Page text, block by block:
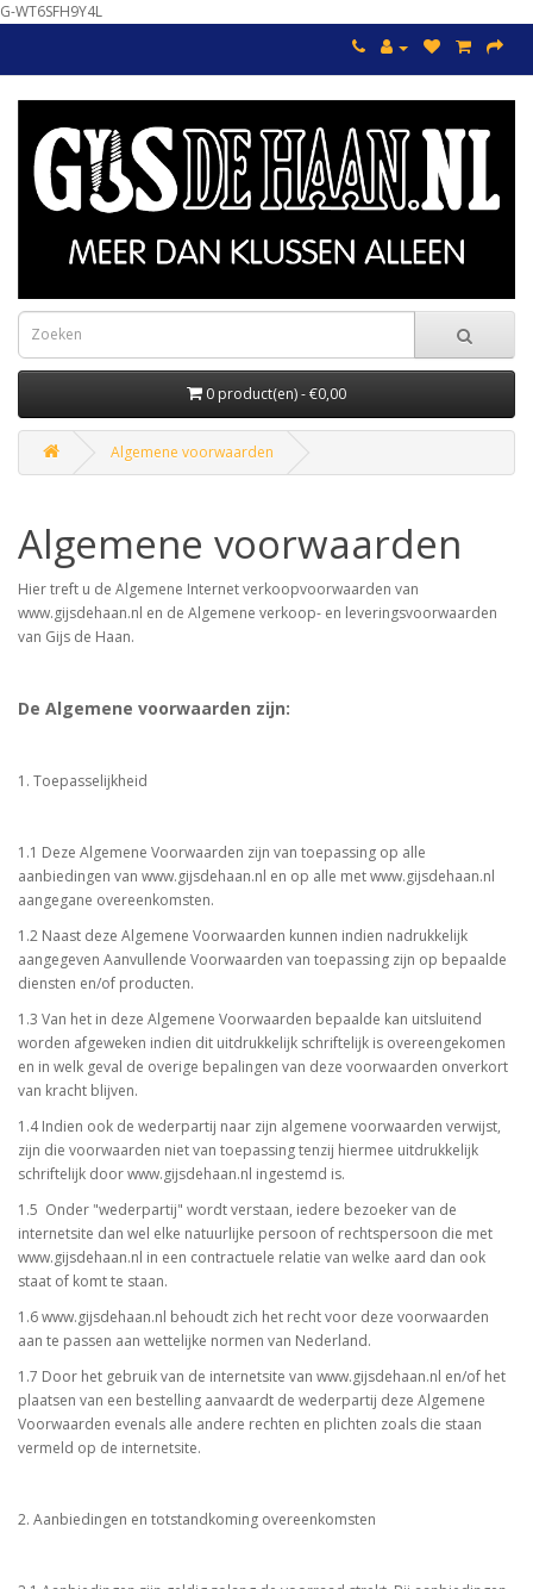
G-WT6SFH9Y4L
0 product(en) - €0,00
Algemene voorwaarden
Algemene voorwaarden
Hier treft u de Algemene Internet verkoopvoorwaarden van
www.gijsdehaan.nl en de Algemene verkoop- en leveringsvoorwaarden
van Gijs de Haan.
De Algemene voorwaarden zijn:
1. Toepasselijkheid
1.1 Deze Algemene Voorwaarden zijn van toepassing op alle
aanbiedingen van www.gijsdehaan.nl en op alle met www.gijsdehaan.nl
aangegane overeenkomsten.
1.2 Naast deze Algemene Voorwaarden kunnen indien nadrukkelijk
aangegeven Aanvullende Voorwaarden van toepassing zijn op bepaalde
diensten en/of producten.
1.3 Van het in deze Algemene Voorwaarden bepaalde kan uitsluitend
worden afgeweken indien dit uitdrukkelijk schriftelijk is overeengekomen
en in welk geval de overige bepalingen van deze voorwaarden onverkort
van kracht blijven.
1.4 Indien ook de wederpartij naar zijn algemene voorwaarden verwijst,
zijn die voorwaarden niet van toepassing tenzij hiermee uitdrukkelijk
schriftelijk door www.gijsdehaan.nl ingestemd is.
1.5 Onder "wederpartij" wordt verstaan, iedere bezoeker van de
internetsite dan wel elke natuurlijke persoon of rechtspersoon die met
www.gijsdehaan.nl in een contractuele relatie van welke aard dan ook
staat of komt te staan.
1.6 www.gijsdehaan.nl behoudt zich het recht voor deze voorwaarden
aan te passen aan wettelijke normen van Nederland.
1.7 Door het gebruik van de internetsite van www.gijsdehaan.nl en/of het
plaatsen van een bestelling aanvaardt de wederpartij deze Algemene
Voorwaarden evenals alle andere rechten en plichten zoals die staan
vermeld op de internetsite.
2. Aanbiedingen en totstandkoming overeenkomsten